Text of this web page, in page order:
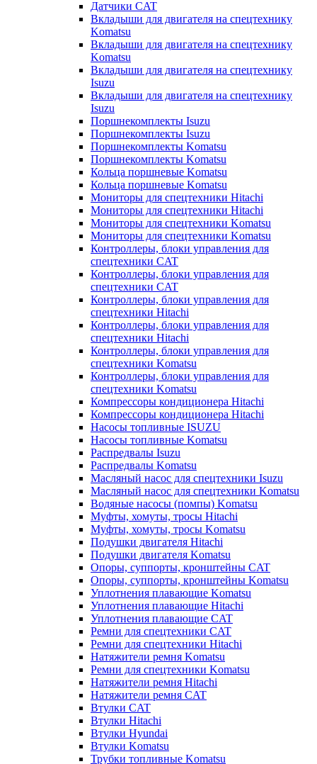
Датчики CAT
Вкладыши для двигателя на спецтехнику
Komatsu
Вкладыши для двигателя на спецтехнику
Komatsu
Вкладыши для двигателя на спецтехнику
Isuzu
Вкладыши для двигателя на спецтехнику
Isuzu
Поршнекомплекты Isuzu
Поршнекомплекты Isuzu
Поршнекомплекты Komatsu
Поршнекомплекты Komatsu
Кольца поршневые Komatsu
Кольца поршневые Komatsu
Мониторы для спецтехники Hitachi
Мониторы для спецтехники Hitachi
Мониторы для спецтехники Komatsu
Мониторы для спецтехники Komatsu
Контроллеры, блоки управления для
спецтехники CAT
Контроллеры, блоки управления для
спецтехники CAT
Контроллеры, блоки управления для
спецтехники Hitachi
Контроллеры, блоки управления для
спецтехники Hitachi
Контроллеры, блоки управления для
спецтехники Komatsu
Контроллеры, блоки управления для
спецтехники Komatsu
Компрессоры кондиционера Hitachi
Компрессоры кондиционера Hitachi
Насосы топливные ISUZU
Насосы топливные Komatsu
Распредвалы Isuzu
Распредвалы Komatsu
Масляный насос для спецтехники Isuzu
Масляный насос для спецтехники Komatsu
Водяные насосы (помпы) Komatsu
Муфты, хомуты, тросы Hitachi
Муфты, хомуты, тросы Komatsu
Подушки двигателя Hitachi
Подушки двигателя Komatsu
Опоры, суппорты, кронштейны CAT
Опоры, суппорты, кронштейны Komatsu
Уплотнения плавающие Komatsu
Уплотнения плавающие Hitachi
Уплотнения плавающие CAT
Ремни для спецтехники CAT
Ремни для спецтехники Hitachi
Натяжители ремня Komatsu
Ремни для спецтехники Komatsu
Натяжители ремня Hitachi
Натяжители ремня CAT
Втулки CAT
Втулки Hitachi
Втулки Hyundai
Втулки Komatsu
Трубки топливные Komatsu